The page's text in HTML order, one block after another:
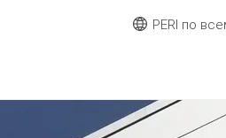
PERI по